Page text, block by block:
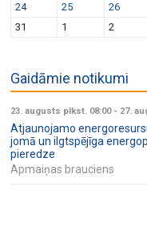
24
25 26
31
1 2
Gaidāmie notikumi
23. augusts plkst. 08:00- 27.
Atjaunojamo
jomā un ilgtspējīga
pieredze
Apmaiņas brauciens